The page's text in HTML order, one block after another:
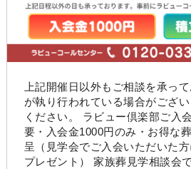
上記開催日以外もご相談を承っ
が執り行われている場合がござ
ください。 ラビュー倶楽部ご入
要・入会金1000円のみ・お得な
呈（見学会でご入会いただいた
プレゼント） 家族葬見学相談会